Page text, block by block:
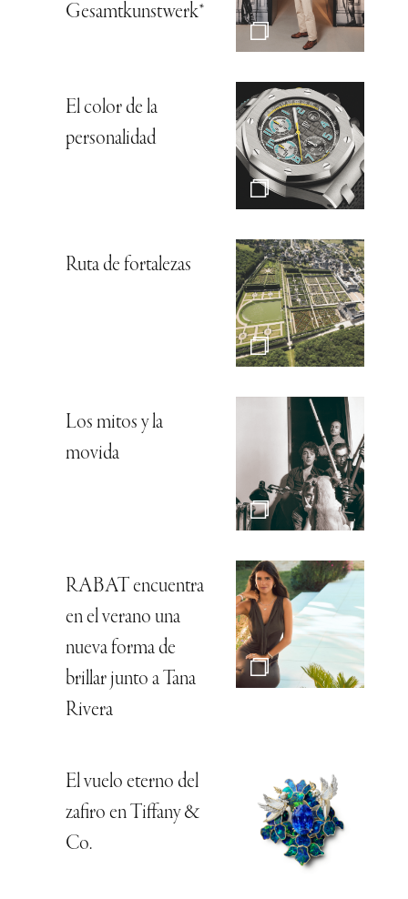
Gesamtkunstwerk*
El color de la
personalidad
Ruta de fortalezas
Los mitos y la
movida
RABAT encuentra
en el verano una
nueva forma de
brillar junto a Tana
Rivera
El vuelo eterno del
zafiro en Tiffany &
Co.